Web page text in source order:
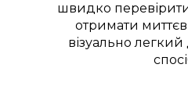
швидко
отримати
візуально